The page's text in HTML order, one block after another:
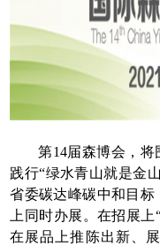
第14届森博会，将
践行“绿水青山就是金
省委碳达峰碳中和目
上同时办展。在招展上
在展品上推陈出新、